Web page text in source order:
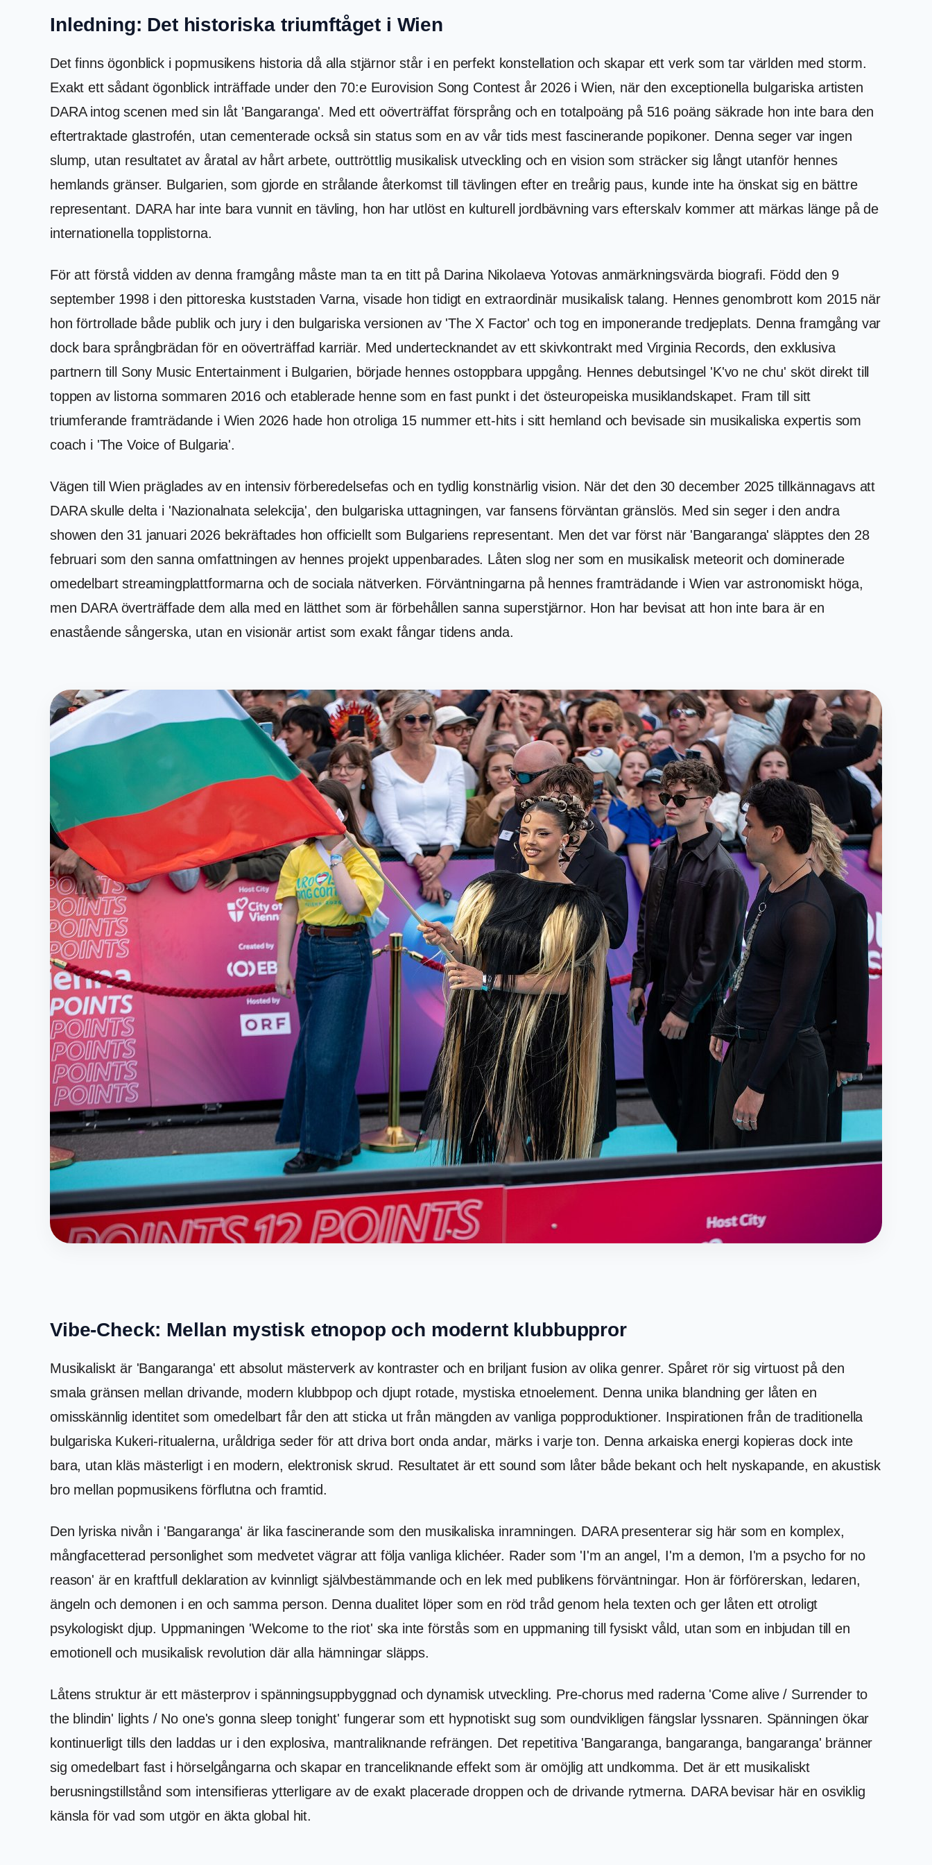
Inledning: Det historiska triumftåget i Wien
Det finns ögonblick i popmusikens historia då alla stjärnor står i en perfekt konstellation och skapar ett verk som tar världen med storm.
Exakt ett sådant ögonblick inträffade under den 70:e Eurovision Song Contest år 2026 i Wien, när den exceptionella bulgariska artisten
DARA intog scenen med sin låt 'Bangaranga'. Med ett oöverträffat försprång och en totalpoäng på 516 poäng säkrade hon inte bara den
eftertraktade glastrofén, utan cementerade också sin status som en av vår tids mest fascinerande popikoner. Denna seger var ingen
slump, utan resultatet av åratal av hårt arbete, outtröttlig musikalisk utveckling och en vision som sträcker sig långt utanför hennes
hemlands gränser. Bulgarien, som gjorde en strålande återkomst till tävlingen efter en treårig paus, kunde inte ha önskat sig en bättre
representant. DARA har inte bara vunnit en tävling, hon har utlöst en kulturell jordbävning vars efterskalv kommer att märkas länge på de
internationella topplistorna.
För att förstå vidden av denna framgång måste man ta en titt på Darina Nikolaeva Yotovas anmärkningsvärda biografi. Född den 9
september 1998 i den pittoreska kuststaden Varna, visade hon tidigt en extraordinär musikalisk talang. Hennes genombrott kom 2015 när
hon förtrollade både publik och jury i den bulgariska versionen av 'The X Factor' och tog en imponerande tredjeplats. Denna framgång var
dock bara språngbrädan för en oöverträffad karriär. Med undertecknandet av ett skivkontrakt med Virginia Records, den exklusiva
partnern till Sony Music Entertainment i Bulgarien, började hennes ostoppbara uppgång. Hennes debutsingel 'K'vo ne chu' sköt direkt till
toppen av listorna sommaren 2016 och etablerade henne som en fast punkt i det östeuropeiska musiklandskapet. Fram till sitt
triumferande framträdande i Wien 2026 hade hon otroliga 15 nummer ett-hits i sitt hemland och bevisade sin musikaliska expertis som
coach i 'The Voice of Bulgaria'.
Vägen till Wien präglades av en intensiv förberedelsefas och en tydlig konstnärlig vision. När det den 30 december 2025 tillkännagavs att
DARA skulle delta i 'Nazionalnata selekcija', den bulgariska uttagningen, var fansens förväntan gränslös. Med sin seger i den andra
showen den 31 januari 2026 bekräftades hon officiellt som Bulgariens representant. Men det var först när 'Bangaranga' släpptes den 28
februari som den sanna omfattningen av hennes projekt uppenbarades. Låten slog ner som en musikalisk meteorit och dominerade
omedelbart streamingplattformarna och de sociala nätverken. Förväntningarna på hennes framträdande i Wien var astronomiskt höga,
men DARA överträffade dem alla med en lätthet som är förbehållen sanna superstjärnor. Hon har bevisat att hon inte bara är en
enastående sångerska, utan en visionär artist som exakt fångar tidens anda.
Vibe-Check: Mellan mystisk etnopop och modernt klubbuppror
Musikaliskt är 'Bangaranga' ett absolut mästerverk av kontraster och en briljant fusion av olika genrer. Spåret rör sig virtuost på den
smala gränsen mellan drivande, modern klubbpop och djupt rotade, mystiska etnoelement. Denna unika blandning ger låten en
omisskännlig identitet som omedelbart får den att sticka ut från mängden av vanliga popproduktioner. Inspirationen från de traditionella
bulgariska Kukeri-ritualerna, uråldriga seder för att driva bort onda andar, märks i varje ton. Denna arkaiska energi kopieras dock inte
bara, utan kläs mästerligt i en modern, elektronisk skrud. Resultatet är ett sound som låter både bekant och helt nyskapande, en akustisk
bro mellan popmusikens förflutna och framtid.
Den lyriska nivån i 'Bangaranga' är lika fascinerande som den musikaliska inramningen. DARA presenterar sig här som en komplex,
mångfacetterad personlighet som medvetet vägrar att följa vanliga klichéer. Rader som 'I'm an angel, I'm a demon, I'm a psycho for no
reason' är en kraftfull deklaration av kvinnligt självbestämmande och en lek med publikens förväntningar. Hon är förförerskan, ledaren,
ängeln och demonen i en och samma person. Denna dualitet löper som en röd tråd genom hela texten och ger låten ett otroligt
psykologiskt djup. Uppmaningen 'Welcome to the riot' ska inte förstås som en uppmaning till fysiskt våld, utan som en inbjudan till en
emotionell och musikalisk revolution där alla hämningar släpps.
Låtens struktur är ett mästerprov i spänningsuppbyggnad och dynamisk utveckling. Pre-chorus med raderna 'Come alive / Surrender to
the blindin' lights / No one's gonna sleep tonight' fungerar som ett hypnotiskt sug som oundvikligen fängslar lyssnaren. Spänningen ökar
kontinuerligt tills den laddas ur i den explosiva, mantraliknande refrängen. Det repetitiva 'Bangaranga, bangaranga, bangaranga' bränner
sig omedelbart fast i hörselgångarna och skapar en tranceliknande effekt som är omöjlig att undkomma. Det är ett musikaliskt
berusningstillstånd som intensifieras ytterligare av de exakt placerade droppen och de drivande rytmerna. DARA bevisar här en osviklig
känsla för vad som utgör en äkta global hit.